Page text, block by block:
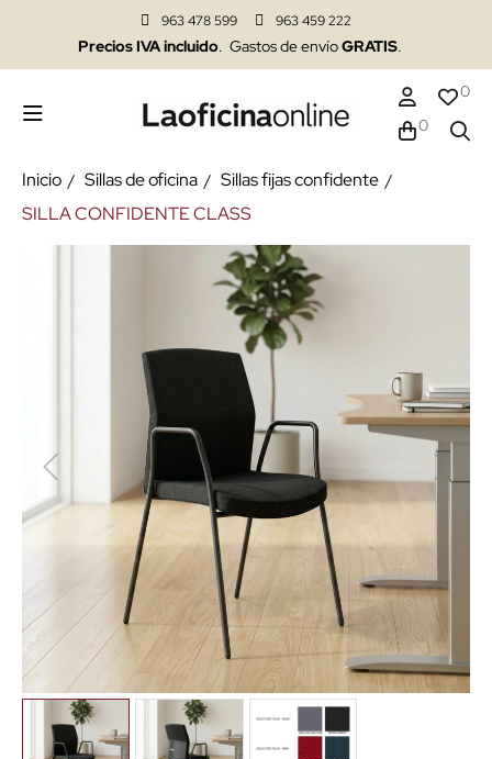
963 478 599 963 459 222
Precios IVA incluido. Gastos de envíoGRATIS.
0
0
Inicio Sillas de oficina
Sillas fijas confidente
SILLA CONFIDENTE CLASS